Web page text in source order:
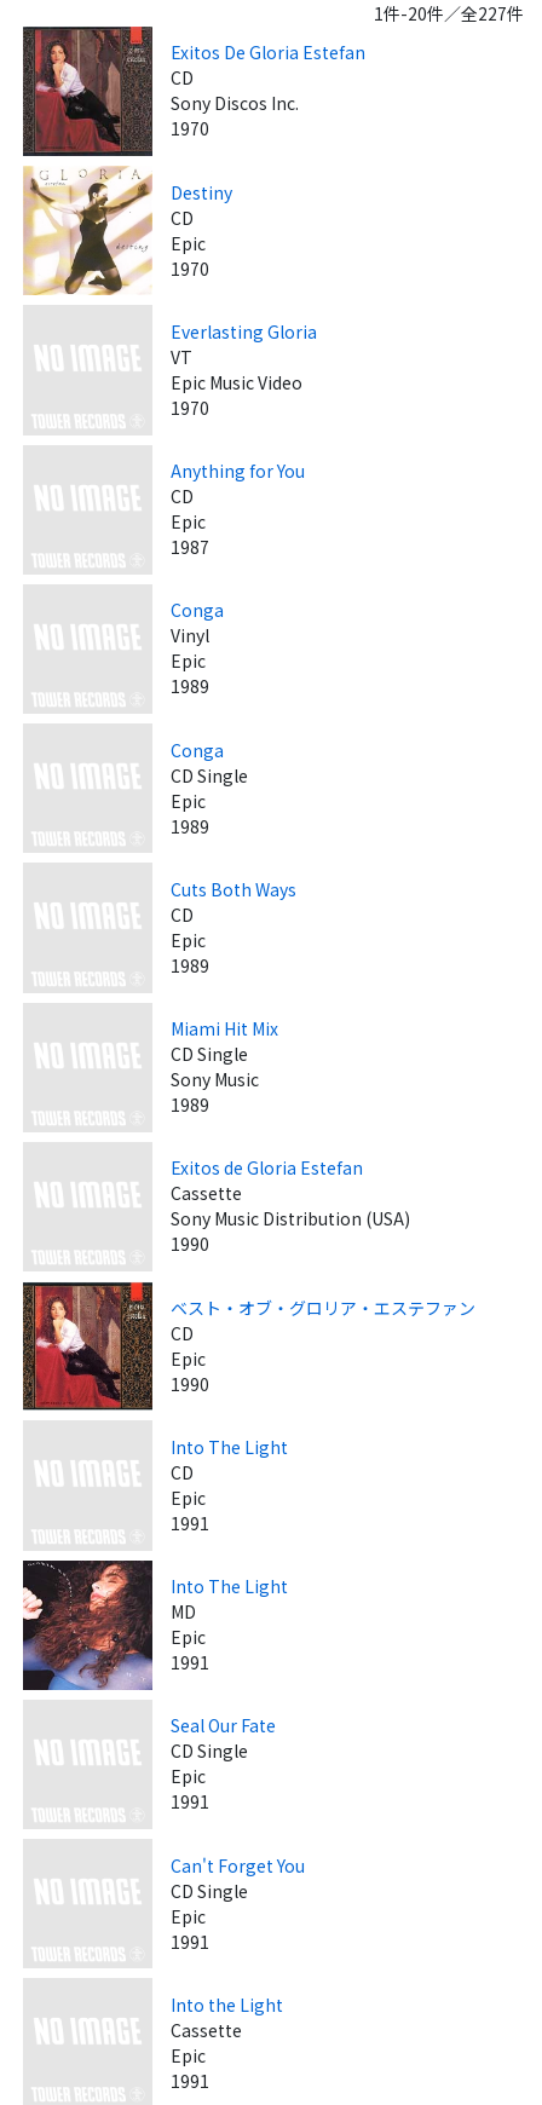
1件-20件／全227件
Exitos De Gloria Estefan
CD
Sony Discos Inc.
1970
Destiny
CD
Epic
1970
Everlasting Gloria
VT
Epic Music Video
1970
Anything for You
CD
Epic
1987
Conga
Vinyl
Epic
1989
Conga
CD Single
Epic
1989
Cuts Both Ways
CD
Epic
1989
Miami Hit Mix
CD Single
Sony Music
1989
Exitos de Gloria Estefan
Cassette
Sony Music Distribution (USA)
1990
ベスト・オブ・グロリア・エステファン
CD
Epic
1990
Into The Light
CD
Epic
1991
Into The Light
MD
Epic
1991
Seal Our Fate
CD Single
Epic
1991
Can't Forget You
CD Single
Epic
1991
Into the Light
Cassette
Epic
1991